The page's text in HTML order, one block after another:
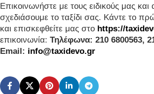
Επικοινωνήστε με τους ειδικούς μας
σχεδιάσουμε το ταξίδι σας. Κάντε το
και επισκεφθείτε μας στο https://
επικοινωνία: Τηλέφωνα: 210 6800563,
Email: info@taxidevo.gr